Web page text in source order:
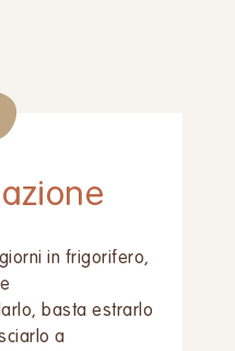
in frigorifero,
basta estrarlo
a